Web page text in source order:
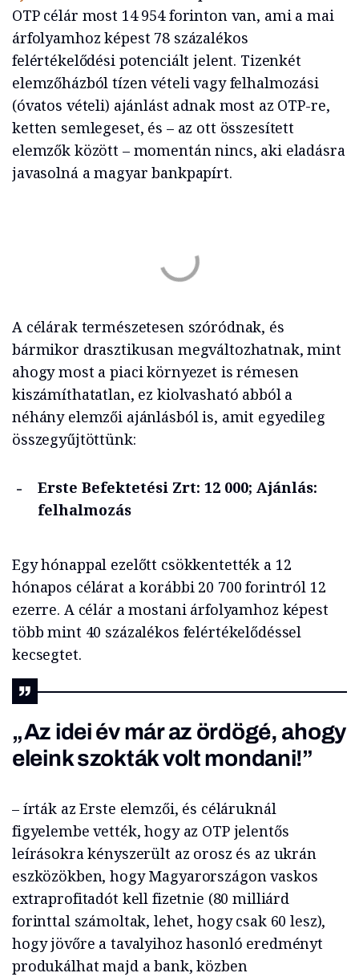
OTP célár most 14 954 forinton van, ami a mai
árfolyamhoz képest 78 százalékos
felértékelődési potenciált jelent. Tizenkét
elemzőházból tízen vételi vagy felhalmozási
(óvatos vételi) ajánlást adnak most az OTP-re,
ketten semlegeset, és – az ott összesített
elemzők között – momentán nincs, aki eladásra
javasolná a magyar bankpapírt.
A célárak természetesen szóródnak, és
bármikor drasztikusan megváltozhatnak, mint
ahogy most a piaci környezet is rémesen
kiszámíthatatlan, ez kiolvasható abból a
néhány elemzői ajánlásból is, amit egyedileg
összegyűjtöttünk:
Erste Befektetési Zrt: 12 000; Ajánlás:
felhalmozás
Egy hónappal ezelőtt csökkentették a 12
hónapos célárat a korábbi 20 700 forintról 12
ezerre. A célár a mostani árfolyamhoz képest
több mint 40 százalékos felértékelődéssel
kecsegtet.
„Az idei év már az ördögé, ahogy
eleink szokták volt mondani!”
– írták az Erste elemzői, és céláruknál
figyelembe vették, hogy az OTP jelentős
leírásokra kényszerült az orosz és az ukrán
eszközökben, hogy Magyarországon vaskos
extraprofitadót kell fizetnie (80 milliárd
forinttal számoltak, lehet, hogy csak 60 lesz),
hogy jövőre a tavalyihoz hasonló eredményt
produkálhat majd a bank, közben